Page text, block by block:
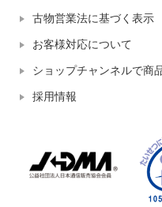
古物営業法に基づく表示
お客様対応について
ショップチャンネルで商
採用情報